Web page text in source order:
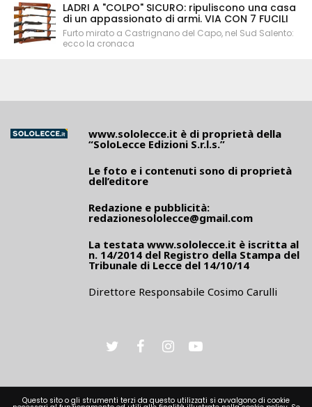
LADRI A "COLPO" SICURO: ripuliscono una casa
di un appassionato di armi. VIA CON 7 FUCILI
Furto mirato a Castrignano del Capo, nel Sud Salento:
ecco la cronaca
www.sololecce.it è di proprietà della
“SoloLecce Edizioni S.r.l.s.”
Le foto e i contenuti sono di proprietà
dell’editore
Redazione e pubblicità:
redazionesololecce@gmail.com
La testata www.sololecce.it è iscritta al
n. 14/2014 del Registro della Stampa del
Tribunale di Lecce del 14/10/14
Direttore Responsabile Cosimo Carulli
Questo sito o gli strumenti terzi da questo utilizzati si avvalgono di cookie